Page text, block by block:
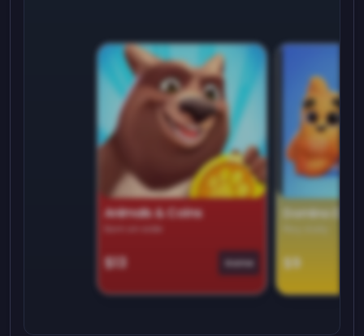
Animals & Coins
Earn on side
$13 Game
Domino
$9